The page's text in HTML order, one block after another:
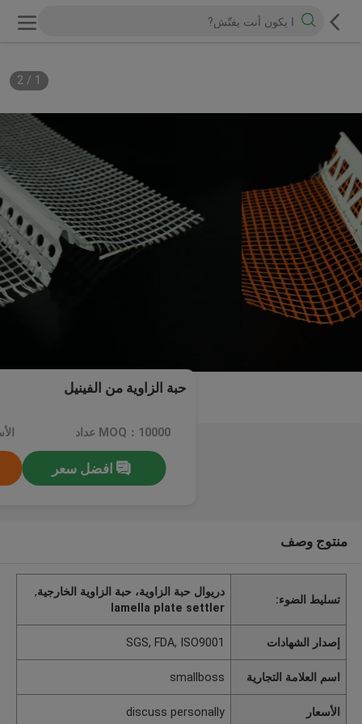
1
/
2
حبة الزاوية من الفينيل
MOQ：10000 عداد
افضل سعر
منتوج وصف
تسليط الضوء:
دريوال حبة الزاوية، حبة الزاوية الخارجية,
lamella plate settler
إصدار الشهادات SGS, FDA, ISO9001
اسم العلامة التجارية smallboss
الأسعار discuss personally